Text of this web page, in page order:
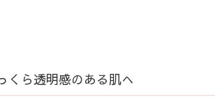
くら透明感のある肌へ